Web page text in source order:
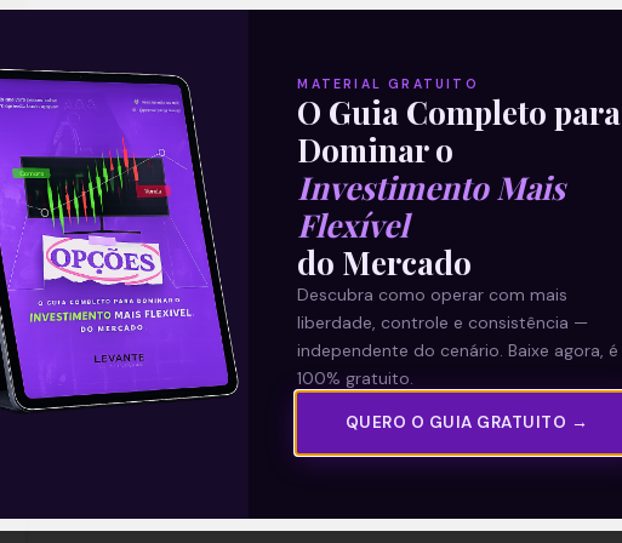
MATERIAL GRATUITO
O Guia Completo para
Dominar o
Investimento Mais
Flexível
do Mercado
Descubra como operar com mais
liberdade, controle e consistência —
independente do cenário. Baixe agora, é
100% gratuito.
QUERO O GUIA GRATUITO →